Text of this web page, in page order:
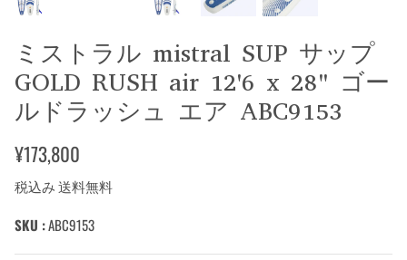
ミストラル mistral SUP サップ
GOLD RUSH air 12'6 x 28" ゴー
ルドラッシュ エア ABC9153
¥173,800
税込み 送料無料
SKU :ABC9153